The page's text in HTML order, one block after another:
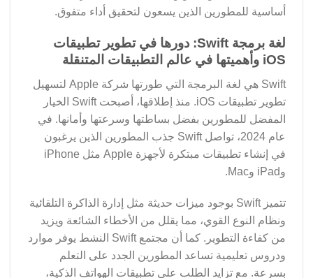
أساسية للمطورين الذين يسعون لتحقيق أداء متفوق.
لغة برمجة Swift: دورها في تطوير تطبيقات
iOS وأهميتها في عالم التطبيقات المتنقلة
Swift هي لغة البرمجة التي طورتها شركة Apple لتسهيل
تطوير تطبيقات iOS. منذ إطلاقها، أصبحت Swift الخيار
المفضل للمطورين بفضل بساطتها وسرعتها وأمانها. في
عام 2024، تواصل Swift جذب المطورين الذين يرغبون
في إنشاء تطبيقات مبتكرة لأجهزة Apple مثل iPhone
وiPad وMac.
تتميز Swift بوجود ميزات حديثة مثل إدارة الذاكرة التلقائية
ونظام النوع القوي، مما يقلل من الأخطاء الشائعة ويزيد
من كفاءة التطوير. كما أن مجتمع Swift النشط يوفر موارد
ودروس تعليمية تساعد المطورين الجدد على التعلم
بسرعة. مع تزايد الطلب على تطبيقات الهواتف الذكية،